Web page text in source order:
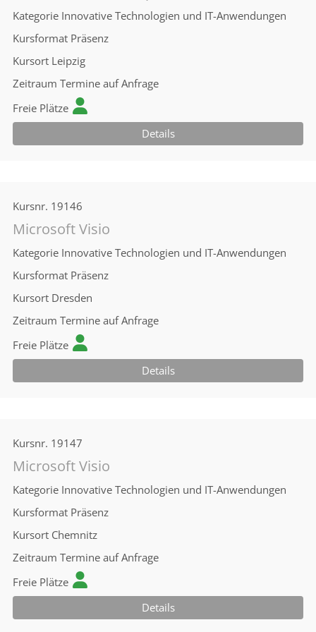
Kategorie Innovative Technologien und IT-Anwendungen
Kursformat Präsenz
Kursort Leipzig
Zeitraum Termine auf Anfrage
Freie Plätze
Details
Kursnr. 19146
Microsoft Visio
Kategorie Innovative Technologien und IT-Anwendungen
Kursformat Präsenz
Kursort Dresden
Zeitraum Termine auf Anfrage
Freie Plätze
Details
Kursnr. 19147
Microsoft Visio
Kategorie Innovative Technologien und IT-Anwendungen
Kursformat Präsenz
Kursort Chemnitz
Zeitraum Termine auf Anfrage
Freie Plätze
Details